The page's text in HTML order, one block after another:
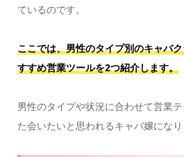
ているのです。
ここでは、男性のタイプ別のキャバ
すすめ営業ツールを2つ紹介します。
男性のタイプや状況に合わせて営業
た会いたいと思われるキャバ嬢になり